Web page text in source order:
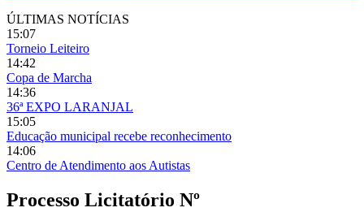
ÚLTIMAS NOTÍCIAS
15:07
Torneio Leiteiro
14:42
Copa de Marcha
14:36
36ª EXPO LARANJAL
15:05
Educação municipal recebe reconhecimento
14:06
Centro de Atendimento aos Autistas
Processo Licitatório Nº